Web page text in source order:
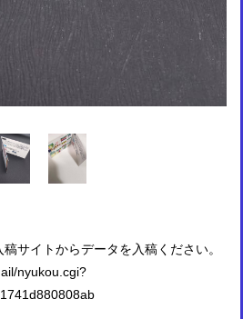
サイトからデータを入稿ください。
nyukou.cgi?